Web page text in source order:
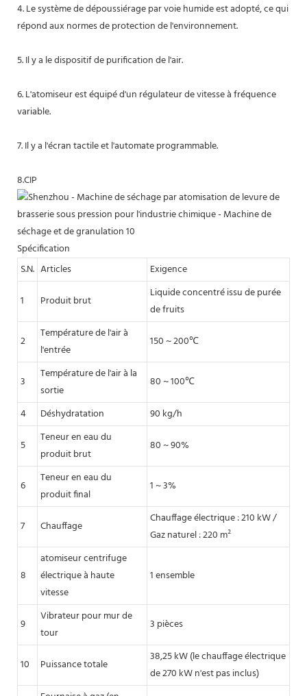
4. Le système de dépoussiérage par voie humide est adopté, ce qui
répond aux normes de protection de l'environnement.
5. Il y a le dispositif de purification de l'air.
6. L'atomiseur est équipé d'un régulateur de vitesse à fréquence
variable.
7. Il y a l'écran tactile et l'automate programmable.
8.CIP
Spécification
S.N. Articles
Exigence
1
Produit brut
Liquide concentré issu de purée
de fruits
2
Température de l'air à
l'entrée
150 ~ 200℃
3
Température de l'air à la
sortie
80 ~ 100℃
4 Déshydratation
90 kg/h
5
Teneur en eau du
produit brut
80 ~ 90%
6
Teneur en eau du
produit final
1 ~ 3%
7 Chauffage
Chauffage électrique : 210 kW /
Gaz naturel : 220 m²
8
atomiseur centrifuge
électrique à haute
vitesse
1 ensemble
9
Vibrateur pour mur de
tour
3 pièces
10 Puissance totale
38,25 kW (le chauffage électrique
de 270 kW n'est pas inclus)